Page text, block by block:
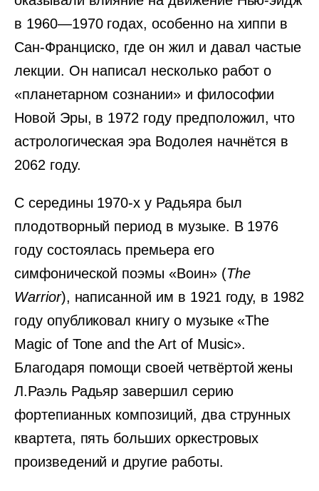
в 1960—1970 годах, особенно на хиппи в
Сан-Франциско, где он жил и давал частые
лекции. Он написал несколько работ о
«планетарном сознании» и философии
Новой Эры, в 1972 году предположил, что
астрологическая эра Водолея начнётся в
2062 году.
С середины 1970-х у Радьяра был
плодотворный период в музыке. В 1976
году состоялась премьера его
симфонической поэмы «Воин» (The
Warrior), написанной им в 1921 году, в 1982
году опубликовал книгу о музыке «The
Magic of Tone and the Art of Music».
Благодаря помощи своей четвёртой жены
Л.Раэль Радьяр завершил серию
фортепианных композиций, два струнных
квартета, пять больших оркестровых
произведений и другие работы.